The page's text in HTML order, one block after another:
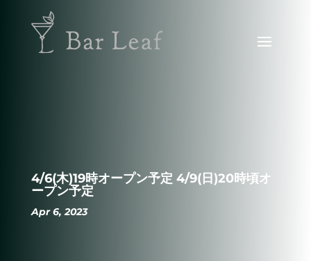
4/6(木)19時オープン予定 4/9(日)20時頃オ
ープン予定
Apr 6, 2023